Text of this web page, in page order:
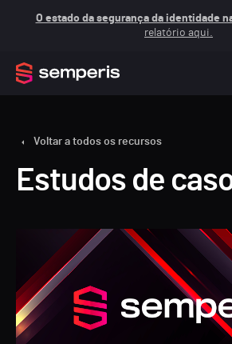
O estado da segurança da identidade
relatório aqui.
Voltar a todos os recursos
Estudos de